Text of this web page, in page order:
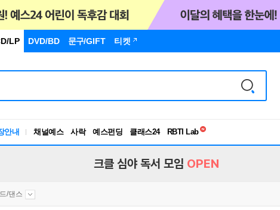
LP DVD/BD 문구/GIFT 티켓
안내 채널예스 사락 예스펀딩 클래스24
독서유형검사
크클 심야 독서 모임 OPEN
/댄스